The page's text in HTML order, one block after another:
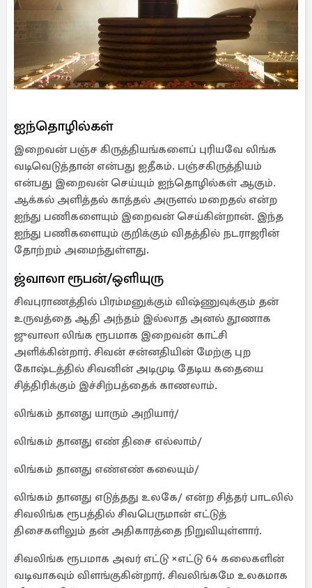
ஐந்தொழில்கள்
இறைவன் பஞ்ச கிருத்தியங்களைப் புரியவே லிங்க
வடிவெடுத்தான் என்பது ஐதீகம். பஞ்சகிருத்தியம்
என்பது இறைவன் செய்யும் ஐந்தொழில்கள் ஆகும்.
ஆக்கல் அளித்தல் காத்தல் அருளல் மறைதல் என்ற
ஐந்து பணிகளையும் இறைவன் செய்கின்றான். இந்த
ஐந்து பணிகளையும் குறிக்கும் விதத்தில் நடராஜரின்
தோற்றம் அமைந்துள்ளது.
ஜ்வாலா ரூபன்/ஒளியுரு
சிவபுராணத்தில் பிரம்மனுக்கும் விஷ்ணுவுக்கும் தன்
உருவத்தை ஆதி அந்தம் இல்லாத அனல் தூணாக
ஜுவாலா லிங்க ரூபமாக இறைவன் காட்சி
அளிக்கின்றார். சிவன் சன்னதியின் மேற்கு புற
கோஷ்டத்தில் சிவனின் அடிமுடி தேடிய கதையை
சித்திரிக்கும் இச்சிற்பத்தைக் காணலாம்.
லிங்கம் தானது யாரும் அறியார்/
லிங்கம் தானது எண் திசை எல்லாம்/
லிங்கம் தானது எண்எண் கலையும்/
லிங்கம் தானது எடுத்தது உலகே/ என்ற சித்தர் பாடலில்
சிவலிங்க ரூபத்தில் சிவபெருமான் எட்டுத்
திசைகளிலும் தன் அதிகாரத்தை நிறுவியுள்ளார்.
சிவலிங்க ரூபமாக அவர் எட்டு ×எட்டு 64 கலைகளின்
வடிவாகவும் விளங்குகின்றார். சிவலிங்கமே உலகமாக